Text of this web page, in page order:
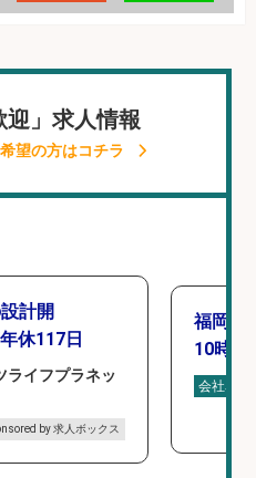
迎」求人情報
望の方はコチラ
計開
休117日
ライフプラネッ
by 求人ボックス
福岡「
10時間
会社名